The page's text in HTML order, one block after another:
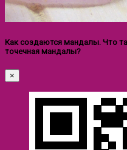
Как создаются мандалы. Что
точечная мандалы?
×